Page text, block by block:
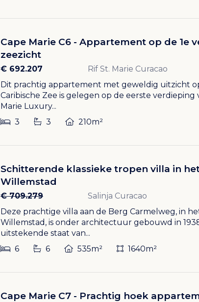
Cape Marie C6 - Appartement op de 1e
zeezicht
€ 692.207
Rif St. Marie Curacao
Dit prachtig appartement met geweldig uitzicht
Caribische Zee is gelegen op de eerste verdieping
Marie Luxury...
3
3 210m²
Schitterende klassieke tropen villa in
Willemstad
€ 709.279
Salinja Curacao
Deze prachtige villa aan de Berg Carmelweg, in
Willemstad, is onder architectuur gebouwd in
uitstekende staat van...
6
6 535m² 1640m²
Cape Marie C7 - Prachtig hoek